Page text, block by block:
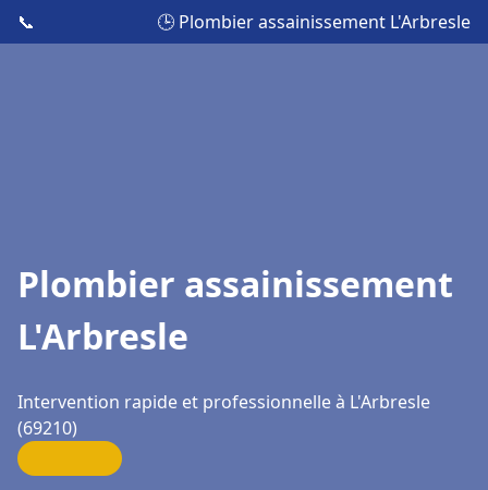
📞 🕒 Plombier assainissement L'Arbresle
Plombier assainissement
L'Arbresle
Intervention rapide et professionnelle à L'Arbresle
(69210)